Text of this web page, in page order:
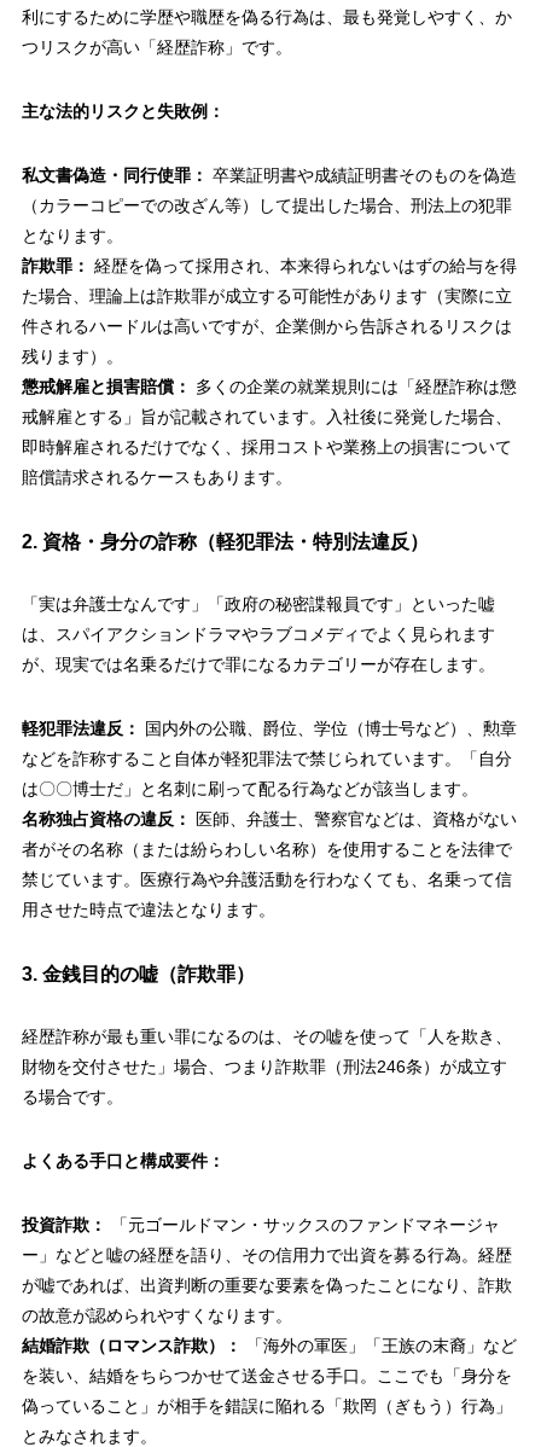
利にするために学歴や職歴を偽る行為は、最も発覚しやすく、か
つリスクが高い「経歴詐称」です。
主な法的リスクと失敗例：
私文書偽造・同行使罪： 卒業証明書や成績証明書そのものを偽造
（カラーコピーでの改ざん等）して提出した場合、刑法上の犯罪
となります。
詐欺罪： 経歴を偽って採用され、本来得られないはずの給与を得
た場合、理論上は詐欺罪が成立する可能性があります（実際に立
件されるハードルは高いですが、企業側から告訴されるリスクは
残ります）。
懲戒解雇と損害賠償：
多くの企業の就業規則には「経歴詐称は懲
戒解雇とする」旨が記載されています。入社後に発覚した場合、
即時解雇されるだけでなく、採用コストや業務上の損害について
賠償請求されるケースもあります。
2. 資格・身分の詐称（軽犯罪法・特別法違反）
「実は弁護士なんです」「政府の秘密諜報員です」といった嘘
は、スパイアクションドラマやラブコメディでよく見られます
が、現実では名乗るだけで罪になるカテゴリーが存在します。
軽犯罪法違反：
国内外の公職、爵位、学位（博士号など）、勲章
などを詐称すること自体が軽犯罪法で禁じられています。「自分
は〇〇博士だ」と名刺に刷って配る行為などが該当します。
名称独占資格の違反：
医師、弁護士、警察官などは、資格がない
者がその名称（または紛らわしい名称）を使用することを法律で
禁じています。医療行為や弁護活動を行わなくても、名乗って信
用させた時点で違法となります。
3. 金銭目的の嘘（詐欺罪）
経歴詐称が最も重い罪になるのは、その嘘を使って「人を欺き、
財物を交付させた」場合、つまり詐欺罪（刑法246条）が成立す
る場合です。
よくある手口と構成要件：
投資詐欺：
「元ゴールドマン・サックスのファンドマネージャ
ー」などと嘘の経歴を語り、その信用力で出資を募る行為。経歴
が嘘であれば、出資判断の重要な要素を偽ったことになり、詐欺
の故意が認められやすくなります。
結婚詐欺（ロマンス詐欺）：
「海外の軍医」「王族の末裔」など
を装い、結婚をちらつかせて送金させる手口。ここでも「身分を
偽っていること」が相手を錯誤に陥れる「欺罔（ぎもう）行為」
とみなされます。